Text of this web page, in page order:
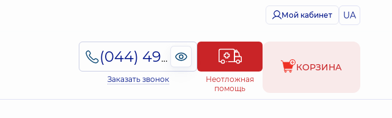
Мой кабинет UA
(044) 495-2-888
Заказать звонок
Неотложная
помощь
КОРЗИНА